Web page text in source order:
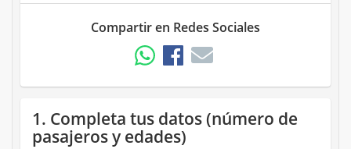
Compartir en Redes Sociales
1. Completa tus datos (número de
pasajeros y edades)